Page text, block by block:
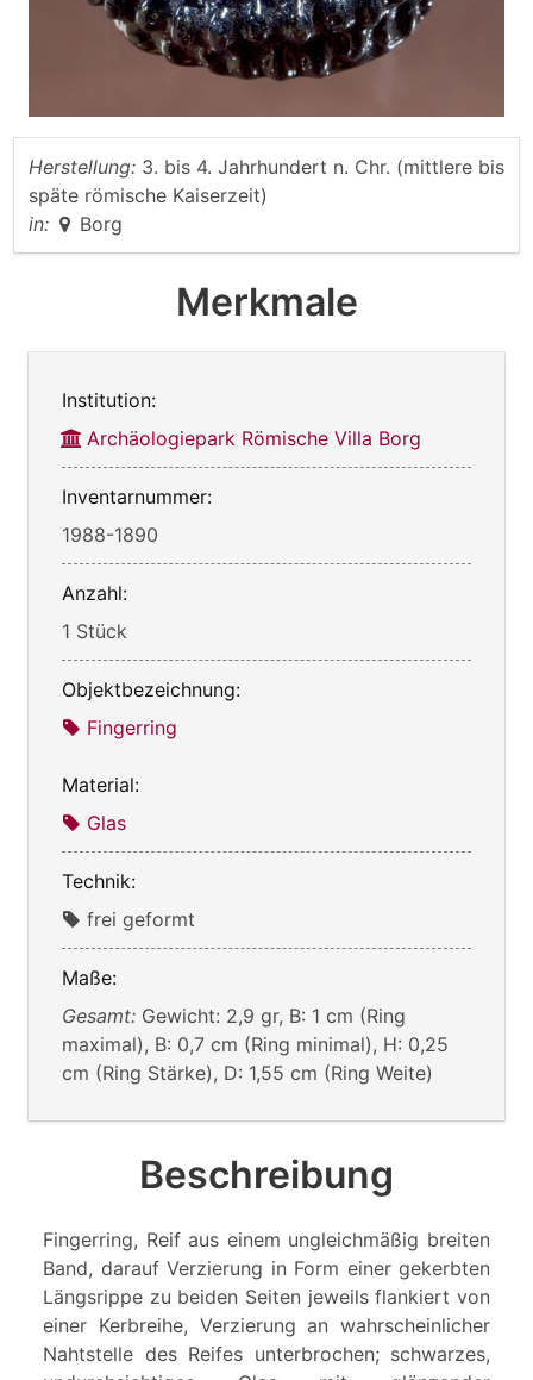
Herstellung: 3. bis 4. Jahrhundert n. Chr. (mittlere bis
späte römische Kaiserzeit)
in:
Borg
Merkmale
Institution:
Archäologiepark Römische Villa Borg
Inventarnummer:
1988-1890
Anzahl:
1 Stück
Objektbezeichnung:
Fingerring
Material:
Glas
Technik:
frei geformt
Maße:
Gesamt: Gewicht: 2,9 gr, B: 1 cm (Ring
maximal), B: 0,7 cm (Ring minimal), H: 0,25
cm (Ring Stärke), D: 1,55 cm (Ring Weite)
Beschreibung
Fingerring, Reif aus einem ungleichmäßig breiten
Band, darauf Verzierung in Form einer gekerbten
Längsrippe zu beiden Seiten jeweils flankiert von
einer Kerbreihe, Verzierung an wahrscheinlicher
Nahtstelle des Reifes unterbrochen; schwarzes,